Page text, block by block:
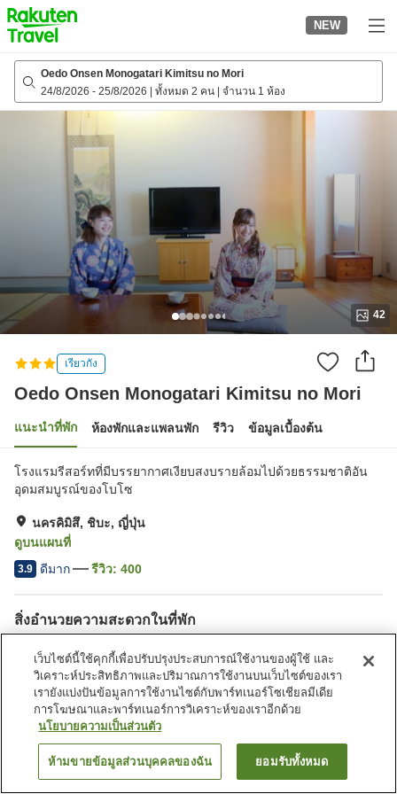
to
top
page
NEW
Oedo Onsen Monogatari Kimitsu no Mori
24/8/2026 - 25/8/2026 ทั้งหมด 2 คน จำนวน 1 ห้อง
42
เรียวกัง
Oedo Onsen Monogatari Kimitsu no Mori
แนะนำที่พัก ห้องพักและแพลนพัก รีวิว ข้อมูลเบื้องต้น
โรงแรมรีสอร์ทที่มีบรรยากาศเงียบสงบรายล้อมไปด้วยธรรมชาติอัน
อุดมสมบูรณ์ของโบโซ
นครคิมิสึ, ชิบะ, ญี่ปุ่น
ดูบนแผนที่
3.9 ดีมาก รีวิว: 400
สิ่งอำนวยความสะดวกในที่พัก
ร้านอาหาร
ตู้จำหน่ายอัตโนมัติ
หน้าแรก ญี่ปุ่น ชิบะ
นครคิมิสึ
Oedo Onsen Monogatari Kimitsu no Mori
ค้นหาห้องพัก
เว็บไซต์นี้ใช้คุกกี้เพื่อปรับปรุงประสบการณ์ใช้งานของผู้ใช้ และ
วิเคราะห์ประสิทธิภาพและปริมาณการใช้งานบนเว็บไซต์ของเรา
เรายังแบ่งปันข้อมูลการใช้งานไซต์กับพาร์ทเนอร์โซเชียลมีเดีย
การโฆษณาและพาร์ทเนอร์การวิเคราะห์ของเราอีกด้วย
นโยบายความเป็นส่วนตัว
ห้ามขายข้อมูลส่วนบุคคลของฉัน ยอมรับทั้งหมด